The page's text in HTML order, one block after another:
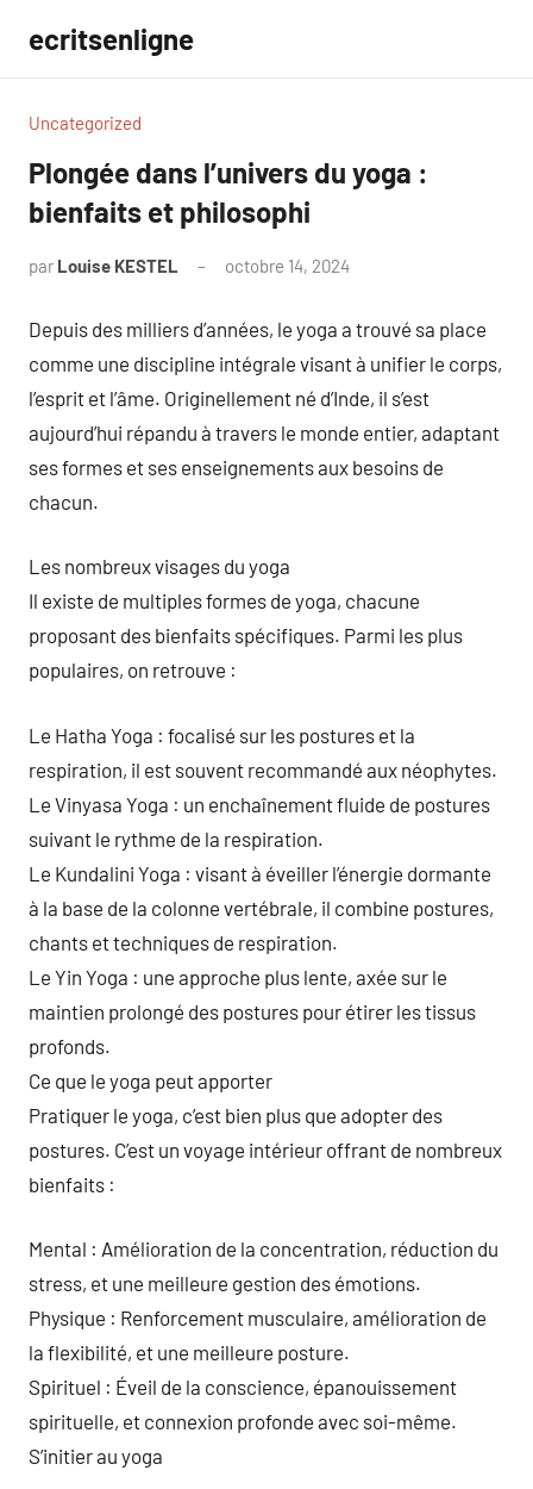
contenu
ecritsenligne
Uncategorized
Plongée dans l’univers du yoga :
bienfaits et philosophi
par Louise KESTEL octobre 14, 2024
Depuis des milliers d’années, le yoga a trouvé sa place
comme une discipline intégrale visant à unifier le corps,
l’esprit et l’âme. Originellement né d’Inde, il s’est
aujourd’hui répandu à travers le monde entier, adaptant
ses formes et ses enseignements aux besoins de
chacun.
Les nombreux visages du yoga
Il existe de multiples formes de yoga, chacune
proposant des bienfaits spécifiques. Parmi les plus
populaires, on retrouve :
Le Hatha Yoga : focalisé sur les postures et la
respiration, il est souvent recommandé aux néophytes.
Le Vinyasa Yoga : un enchaînement fluide de postures
suivant le rythme de la respiration.
Le Kundalini Yoga : visant à éveiller l’énergie dormante
à la base de la colonne vertébrale, il combine postures,
chants et techniques de respiration.
Le Yin Yoga : une approche plus lente, axée sur le
maintien prolongé des postures pour étirer les tissus
profonds.
Ce que le yoga peut apporter
Pratiquer le yoga, c’est bien plus que adopter des
postures. C’est un voyage intérieur offrant de nombreux
bienfaits :
Mental : Amélioration de la concentration, réduction du
stress, et une meilleure gestion des émotions.
Physique : Renforcement musculaire, amélioration de
la flexibilité, et une meilleure posture.
Spirituel : Éveil de la conscience, épanouissement
spirituelle, et connexion profonde avec soi-même.
S’initier au yoga